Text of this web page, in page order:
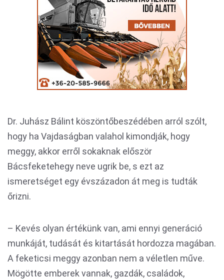
Dr. Juhász Bálint köszöntőbeszédében arról szólt,
hogy ha Vajdaságban valahol kimondják, hogy
meggy, akkor erről sokaknak először
Bácsfeketehegy neve ugrik be, s ezt az
ismeretséget egy évszázadon át meg is tudták
őrizni.
– Kevés olyan értékünk van, ami ennyi generáció
munkáját, tudását és kitartását hordozza magában.
A feketicsi meggy azonban nem a véletlen műve.
Mögötte emberek vannak, gazdák, családok,